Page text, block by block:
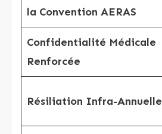
la Convention AERAS
Confidentialité Médicale
Renforcée
Résiliation Infra-Annuelle